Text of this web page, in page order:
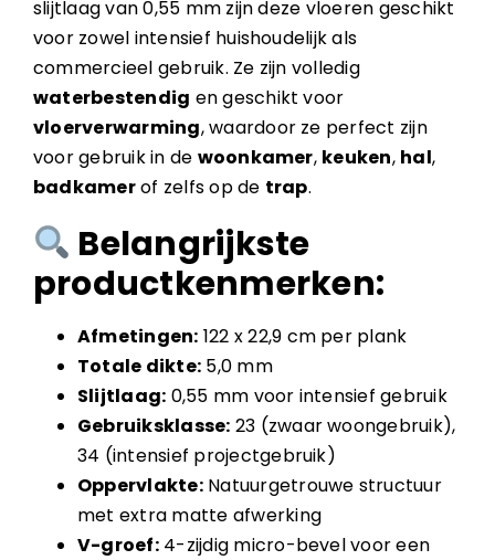
slijtlaag van 0,55 mm zijn deze vloeren geschikt
voor zowel intensief huishoudelijk als
commercieel gebruik. Ze zijn volledig
waterbestendig en geschikt voor
vloerverwarming, waardoor ze perfect zijn
voor gebruik in de woonkamer, keuken, hal,
badkamerof zelfs op de trap.
Belangrijkste
productkenmerken:
Afmetingen: 122 x 22,9 cm per plank
Totale dikte: 5,0 mm
Slijtlaag: 0,55 mm voor intensief gebruik
Gebruiksklasse: 23 (zwaar woongebruik),
34 (intensief projectgebruik)
Oppervlakte:Natuurgetrouwe structuur
met extra matte afwerking
V-groef:4-zijdig micro-bevel voor een